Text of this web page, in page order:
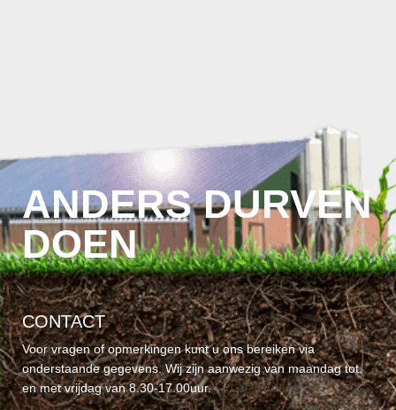
ANDERS DURVEN
DOEN
CONTACT
Voor vragen of opmerkingen kunt u ons bereiken via
onderstaande gegevens. Wij zijn aanwezig van maandag tot
en met vrijdag van 8.30-17.00uur.